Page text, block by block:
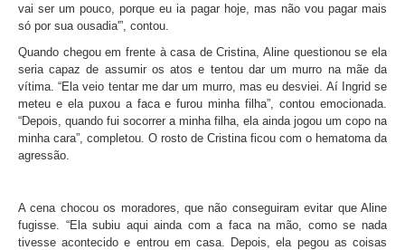
vai ser um pouco, porque eu ia pagar hoje, mas não vou pagar mais
só por sua ousadia'”, contou.
Quando chegou em frente à casa de Cristina, Aline questionou se ela
seria capaz de assumir os atos e tentou dar um murro na mãe da
vítima. “Ela veio tentar me dar um murro, mas eu desviei. Aí Ingrid se
meteu e ela puxou a faca e furou minha filha”, contou emocionada.
“Depois, quando fui socorrer a minha filha, ela ainda jogou um copo na
minha cara”, completou. O rosto de Cristina ficou com o hematoma da
agressão.
A cena chocou os moradores, que não conseguiram evitar que Aline
fugisse. “Ela subiu aqui ainda com a faca na mão, como se nada
tivesse acontecido e entrou em casa. Depois, ela pegou as coisas